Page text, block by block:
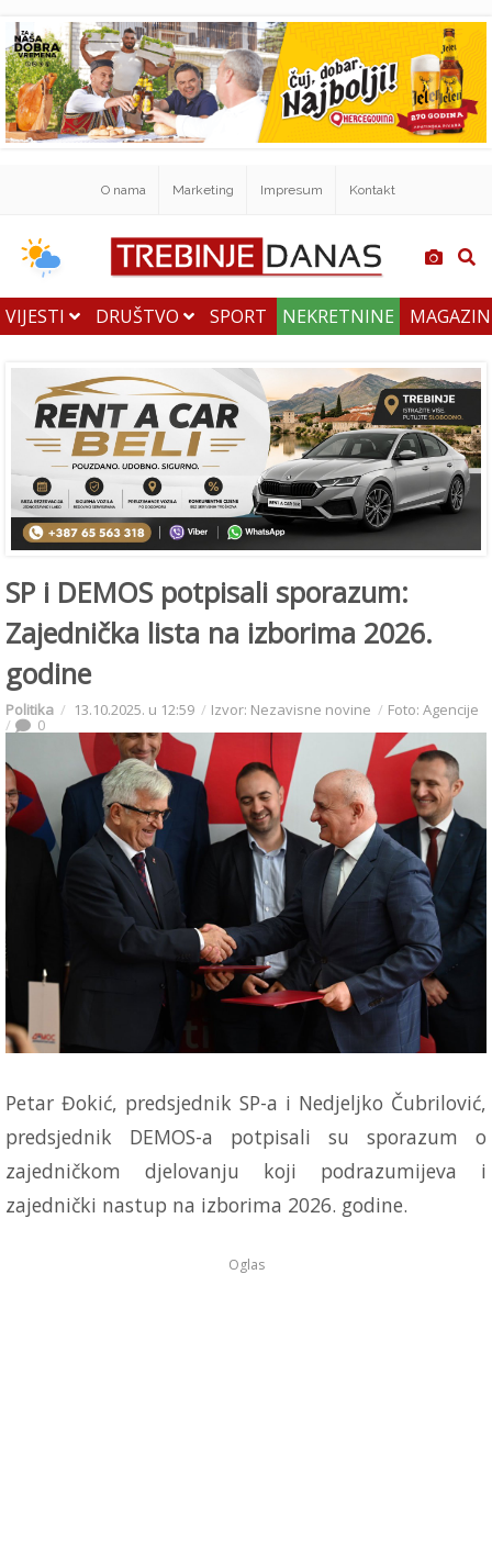
O nama Marketing Impresum Kontakt
VIJESTI DRUŠTVO SPORT NEKRETNINE
SP i DEMOS potpisali sporazum:
Zajednička lista na izborima 2026.
godine
Politika 13.10.2025. u 12:59 Izvor: Nezavisne novine Foto: Agencije
0
Petar Đokić, predsjednik SP-a i Nedjeljko Čubrilović,
predsjednik DEMOS-a potpisali su sporazum o
zajedničkom djelovanju koji podrazumijeva i
zajednički nastup na izborima 2026. godine.
Oglas